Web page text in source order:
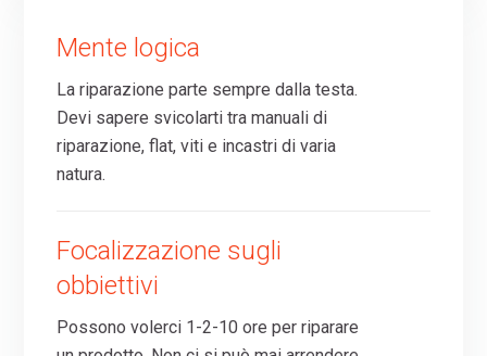
Mente logica
La riparazione parte sempre dalla testa.
Devi sapere svicolarti tra manuali di
riparazione, flat, viti e incastri di varia
natura.
Focalizzazione sugli
obbiettivi
Possono volerci 1-2-10 ore per riparare